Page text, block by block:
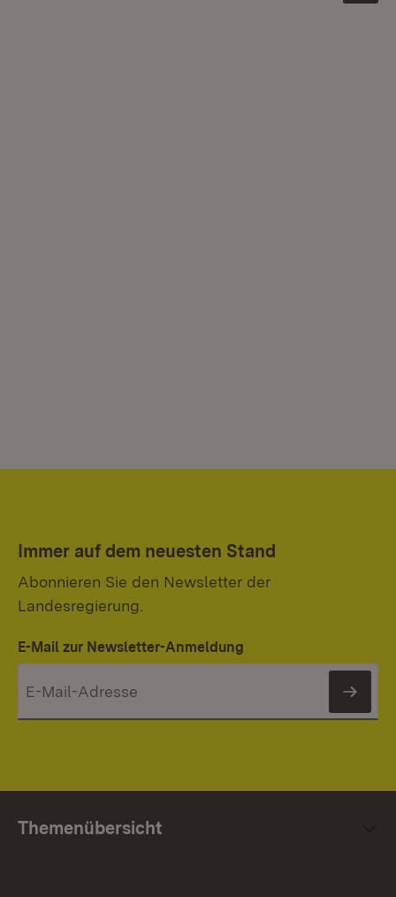
Immer auf dem neuesten Stand
Abonnieren Sie den Newsletter der
Landesregierung.
E-Mail zur Newsletter-Anmeldung
Themenübersicht